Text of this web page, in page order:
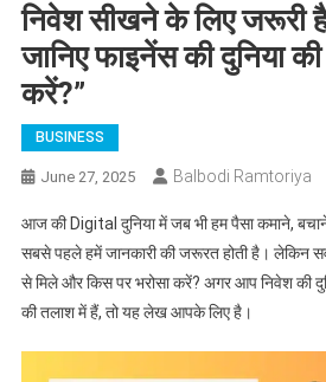
निवेश सीखने के लिए जरूरी
जानिए फाइनेंस की दुनिया
करें?”
BUSINESS
June 27, 2025 Balbodi Ramtoriya
आज की Digital दुनिया में जब भी हम पैसा कमाने,
सबसे पहले हमें जानकारी की जरूरत होती है। लेकिन
से मिले और किस पर भरोसा करें? अगर आप निवेश की
की तलाश में हैं, तो यह लेख आपके लिए है।